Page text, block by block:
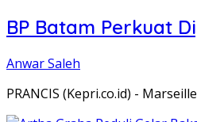
BP Batam Perkuat
Anwar Saleh
PRANCIS (Kepri.co.id) -